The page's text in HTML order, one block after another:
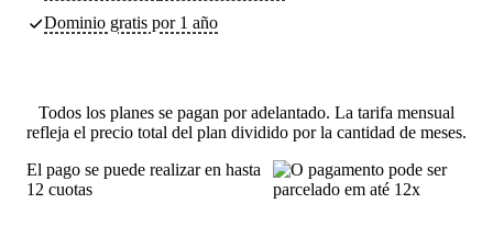
Dominio gratis por 1 año
Todos los planes se pagan por adelantado. La tarifa mensual
refleja el precio total del plan dividido por la cantidad de meses.
El pago se puede realizar en hasta
12 cuotas